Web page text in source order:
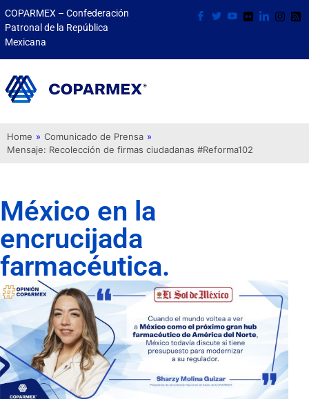
COPARMEX – Confederación
Patronal de la República
Mexicana
Home » Comunicado de Prensa »
Mensaje: Recolección de firmas ciudadanas #Reforma102
México en la
encrucijada
farmacéutica.